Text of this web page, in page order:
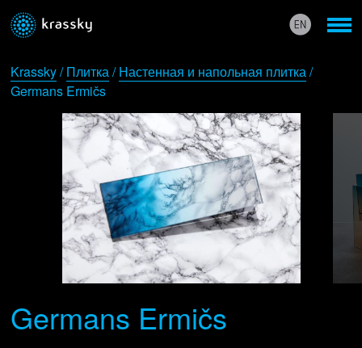
Krassky/Плитка/Настенная и напольная плитка/
Germans Ermičs
Germans Ermičs